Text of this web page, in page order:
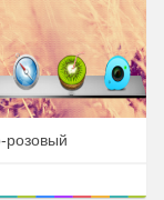
розовый